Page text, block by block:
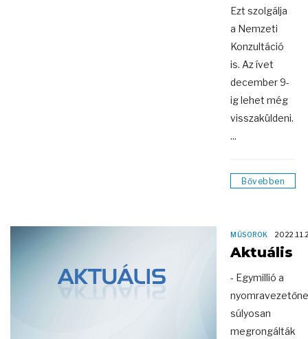
Ezt szolgálja
a Nemzeti
Konzultáció
is. Az ívet
december 9-
ig lehet még
visszaküldeni.
...
Bővebben
MŰSOROK
Aktuális
- Egymillió a
súlyosan
megrongálták